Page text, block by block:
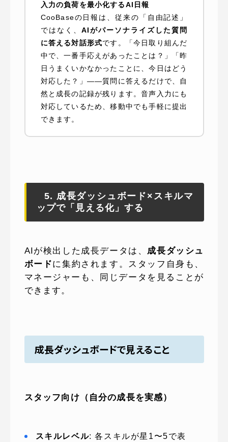
入力の負荷を最小化するAI日報
CooBaseの日報は、従来の「自由記述」
ではなく、 AIがパーソナライズした質問
に答える対話形式です。「今日取り組んだ
中で、一番手応えがあったことは？」「昨
日うまくいかなかったことに、今日はどう
対応した？」——質問に答えるだけで、自
然と成長の記録が残ります。音声入力にも
対応しているため、移動中でも手軽に提出
できます。
5. 成長ダッシュボード×スキルマ
ップで「見える化」する
AIが検出した成長データは、 成長ダッシュ
ボードに集約されます。スタッフ自身も、
マネージャーも、同じデータを見ることが
できます。
成長ダッシュボードで見えること
スタッフ向け（自分の成長を実感）
スキルレベル: 各スキルが星1〜5で表